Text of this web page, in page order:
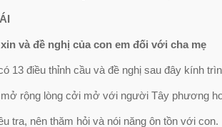
và đề nghị của con em đối với cha mẹ
13 điều thỉnh cầu và đề nghị sau đây kính
rộng lòng cởi mở với người Tây phương
tra, nên thăm hỏi và nói năng ôn tồn với con.